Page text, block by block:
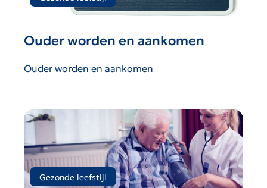
Ouder worden en aankomen
Ouder worden en aankomen
Gezonde leefstijl